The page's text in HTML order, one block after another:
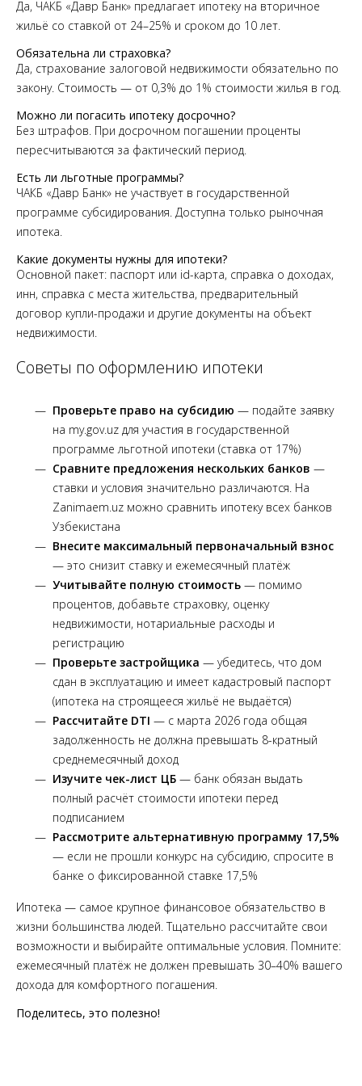
Да, ЧАКБ «Давр Банк» предлагает ипотеку на вторичное
жильё со ставкой от 24–25% и сроком до 10 лет.
Обязательна ли страховка?
Да, страхование залоговой недвижимости обязательно по
закону. Стоимость — от 0,3% до 1% стоимости жилья в год.
Можно ли погасить ипотеку досрочно?
Без штрафов. При досрочном погашении проценты
пересчитываются за фактический период.
Есть ли льготные программы?
ЧАКБ «Давр Банк» не участвует в государственной
программе субсидирования. Доступна только рыночная
ипотека.
Какие документы нужны для ипотеки?
Основной пакет: паспорт или id-карта, справка о доходах,
инн, справка с места жительства, предварительный
договор купли-продажи и другие документы на объект
недвижимости.
Советы по оформлению ипотеки
Проверьте право на субсидию — подайте заявку
на my.gov.uz для участия в государственной
программе льготной ипотеки (ставка от 17%)
Сравните предложения нескольких банков —
ставки и условия значительно различаются. На
Zanimaem.uz можно сравнить ипотеку всех банков
Узбекистана
Внесите максимальный первоначальный взнос
— это снизит ставку и ежемесячный платёж
Учитывайте полную стоимость — помимо
процентов, добавьте страховку, оценку
недвижимости, нотариальные расходы и
регистрацию
Проверьте застройщика — убедитесь, что дом
сдан в эксплуатацию и имеет кадастровый паспорт
(ипотека на строящееся жильё не выдаётся)
Рассчитайте DTI — с марта 2026 года общая
задолженность не должна превышать 8-кратный
среднемесячный доход
Изучите чек-лист ЦБ — банк обязан выдать
полный расчёт стоимости ипотеки перед
подписанием
Рассмотрите альтернативную программу 17,5%
— если не прошли конкурс на субсидию, спросите в
банке о фиксированной ставке 17,5%
Ипотека — самое крупное финансовое обязательство в
жизни большинства людей. Тщательно рассчитайте свои
возможности и выбирайте оптимальные условия. Помните:
ежемесячный платёж не должен превышать 30–40% вашего
дохода для комфортного погашения.
Поделитесь, это полезно!